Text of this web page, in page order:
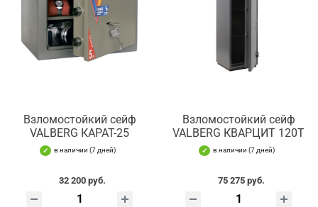
Взломостойкий сейф
VALBERG КАРАТ-25
в наличии (7 дней)
32 200 руб.
Взломостойкий сейф
VALBERG КВАРЦИТ 120Т
в наличии (7 дней)
75 275 руб.